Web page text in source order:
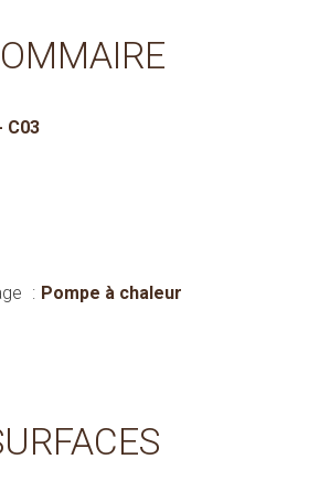
C03
Pompe à chaleur